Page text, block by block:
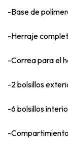
-Base de
-Herraje
-Correa para el
-2 bolsillos
-6 bolsillos
-